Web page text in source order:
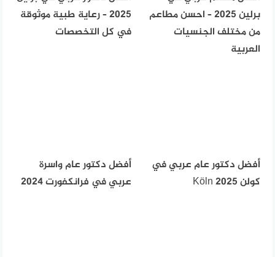
برلين 2025 – احسن مطاعم
من مختلف الجنسيات
العربية
2025 – رعاية طبية موثوقة
في كل التخصصات
أفضل دكتور عام عربي في
كولن Köln 2025
أفضل دكتور عام واسرة
عربي في فرانكفورت 2024